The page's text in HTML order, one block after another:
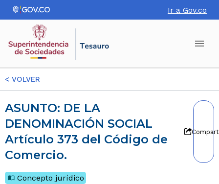
Ir a Gov.co
< VOLVER
ASUNTO: DE LA
DENOMINACIÓN SOCIAL
Artículo 373 del Código de
Comercio.
Concepto jurídico